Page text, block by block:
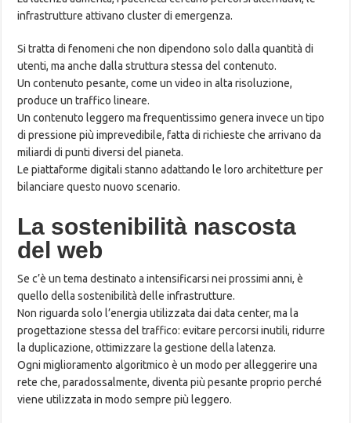
infrastrutture attivano cluster di emergenza.
Si tratta di fenomeni che non dipendono solo dalla quantità di
utenti, ma anche dalla struttura stessa del contenuto.
Un contenuto pesante, come un video in alta risoluzione,
produce un traffico lineare.
Un contenuto leggero ma frequentissimo genera invece un tipo
di pressione più imprevedibile, fatta di richieste che arrivano da
miliardi di punti diversi del pianeta.
Le piattaforme digitali stanno adattando le loro architetture per
bilanciare questo nuovo scenario.
La sostenibilità nascosta
del web
Se c’è un tema destinato a intensificarsi nei prossimi anni, è
quello della sostenibilità delle infrastrutture.
Non riguarda solo l’energia utilizzata dai data center, ma la
progettazione stessa del traffico: evitare percorsi inutili, ridurre
la duplicazione, ottimizzare la gestione della latenza.
Ogni miglioramento algoritmico è un modo per alleggerire una
rete che, paradossalmente, diventa più pesante proprio perché
viene utilizzata in modo sempre più leggero.